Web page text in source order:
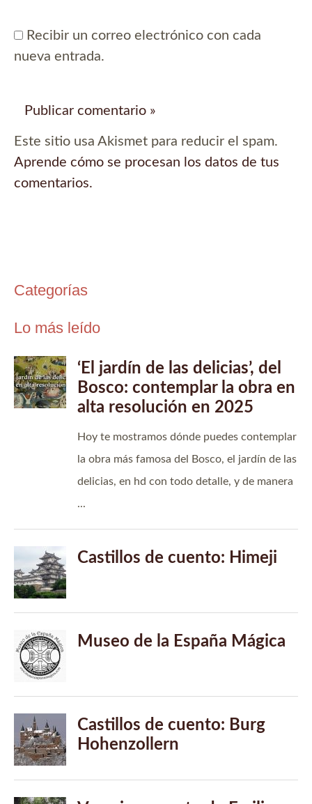
Recibir un correo electrónico con cada
nueva entrada.
Este sitio usa Akismet para reducir el spam.
Aprende cómo se procesan los datos de tus
comentarios.
Categorías
Lo más leído